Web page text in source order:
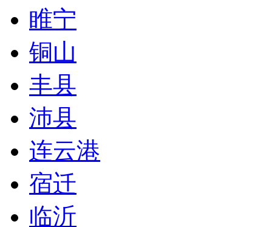
睢宁
铜山
丰县
沛县
连云港
宿迁
临沂